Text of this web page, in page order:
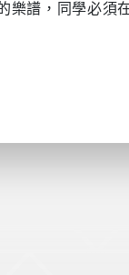
樂譜，同學必須